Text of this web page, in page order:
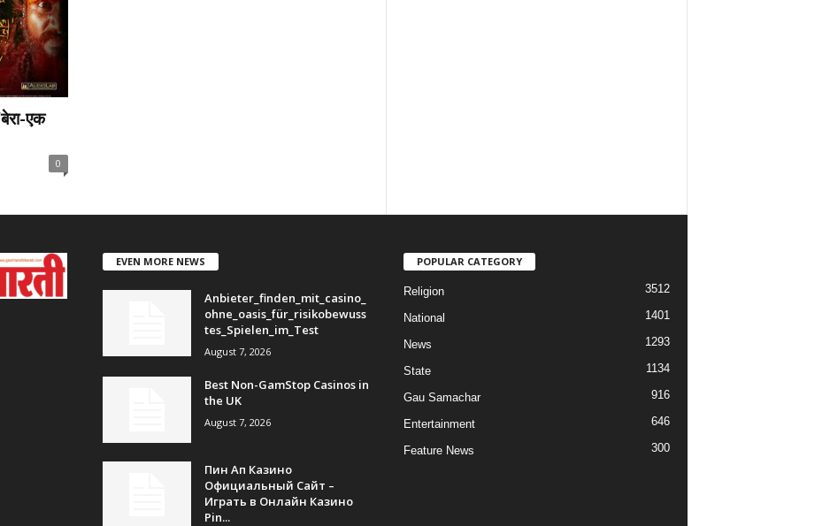
एक
0
EVEN MORE NEWS
Anbieter_finden_mit_casino_
ohne_oasis_für_risikobewuss
tes_Spielen_im_Test
August 7, 2026
Best Non-GamStop Casinos in
the UK
August 7, 2026
Пин Ап Казино
Официальный Сайт –
Играть в Онлайн Казино
Pin...
POPULAR CATEGORY
Religion 3512
National 1401
News 1293
State 1134
Gau Samachar 916
Entertainment 646
Feature News 300